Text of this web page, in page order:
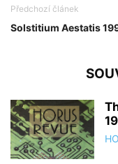
Předchozí článek
Solstitium Aestatis